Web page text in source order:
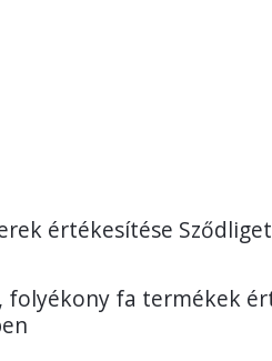
értékesítése
folyékony fa termékek